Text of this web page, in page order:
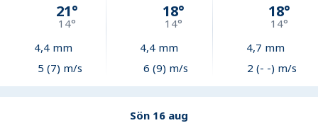
21°
14°
4,4mm
5 (7) m/s
18°
14°
4,4 mm
6 (9) m/s
18°
14°
4,7 mm
2 (- -) m/s
Sön 16 aug